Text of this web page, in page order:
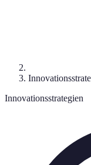
Innovationsstrategien